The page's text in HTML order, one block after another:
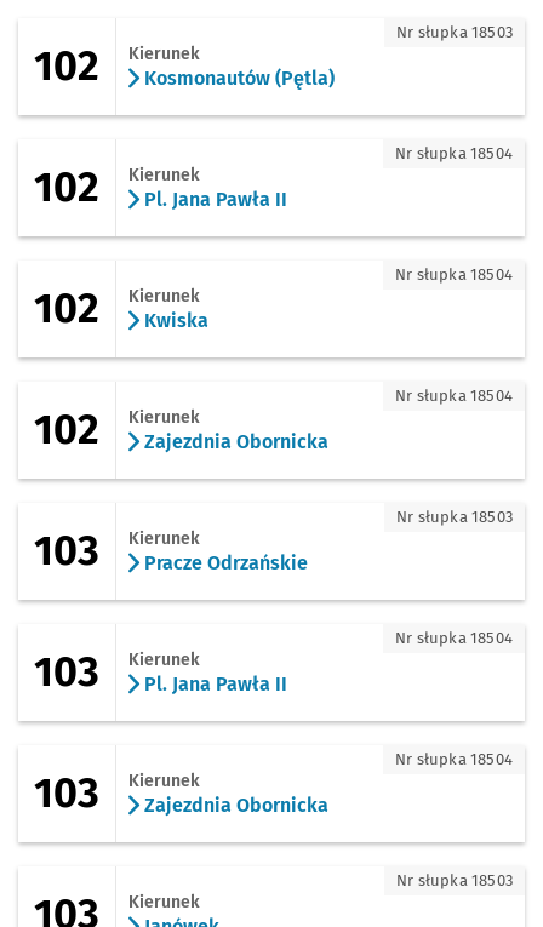
102 - kierunek Kosmonautów (Pętla)
102 Kierunek
Kosmonautów (Pętla)
Nr słupka 18503
102 - kierunek Pl. Jana Pawła II
102 Kierunek
Pl. Jana Pawła II
Nr słupka 18504
102 Kierunek
Kwiska
Nr słupka 18504
102 - kierunek Zajezdnia Obornicka
102 Kierunek
Zajezdnia Obornicka
Nr słupka 18504
103 - kierunek Pracze Odrzańskie
103 Kierunek
Pracze Odrzańskie
Nr słupka 18503
103 - kierunek Pl. Jana Pawła II
103 Kierunek
Pl. Jana Pawła II
Nr słupka 18504
103 - kierunek Zajezdnia Obornicka
103 Kierunek
Zajezdnia Obornicka
Nr słupka 18504
103 Kierunek
Nr słupka 18503